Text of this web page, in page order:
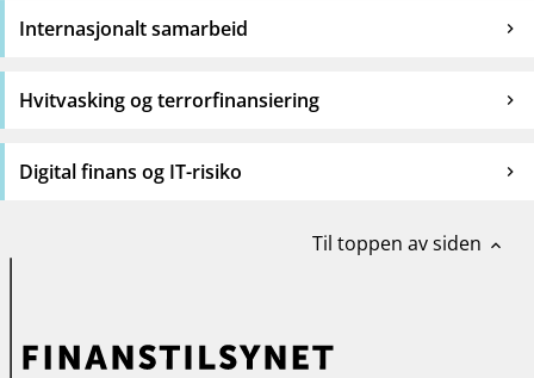
Internasjonalt samarbeid
Hvitvasking og terrorfinansiering
Digital finans og IT-risiko
Til toppen av siden expand_less